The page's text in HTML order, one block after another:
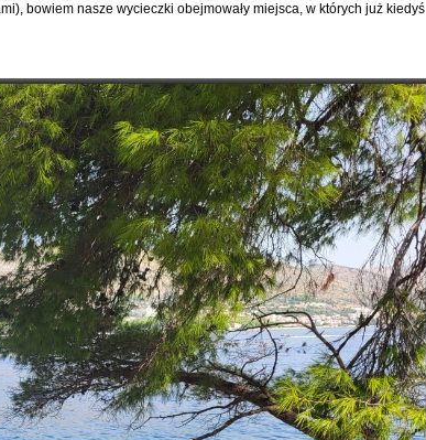
bowiem nasze wycieczki obejmowały miejsca, w których już kiedyś